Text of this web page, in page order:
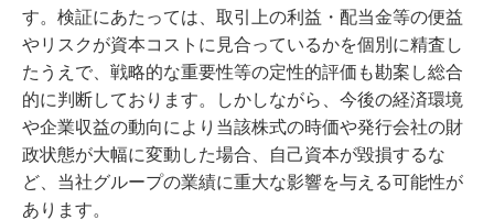
す。検証にあたっては、取引上の利益・配当金等の便益
やリスクが資本コストに見合っているかを個別に精査し
たうえで、戦略的な重要性等の定性的評価も勘案し総合
的に判断しております。しかしながら、今後の経済環境
や企業収益の動向により当該株式の時価や発行会社の財
政状態が大幅に変動した場合、自己資本が毀損するな
ど、当社グループの業績に重大な影響を与える可能性が
あります。